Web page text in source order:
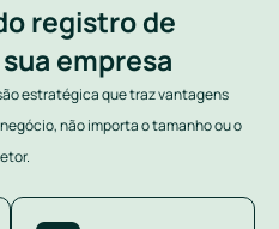
registro de
empresa
estratégica que traz vantagens
não importa o tamanho ou o